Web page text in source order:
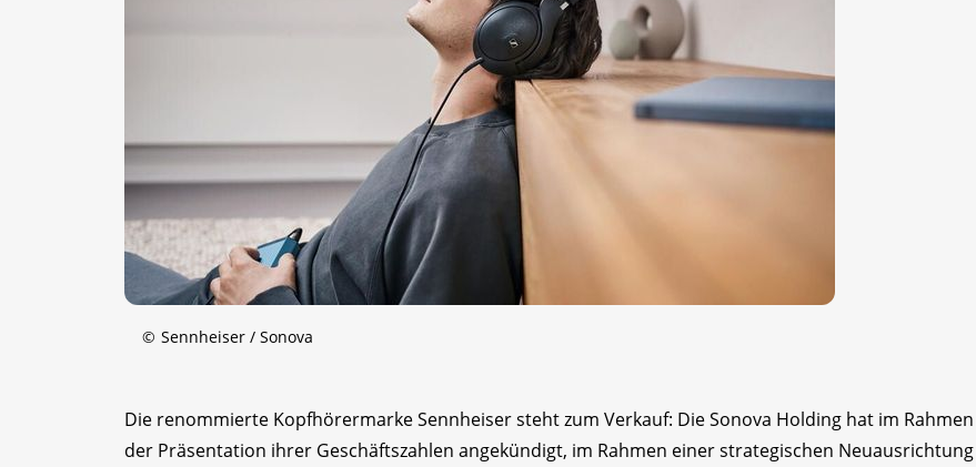
© Sennheiser / Sonova
Die renommierte Kopfhörermarke Sennheiser steht zum Verkauf: Die Sonova Holding hat im Rahmen
der Präsentation ihrer Geschäftszahlen angekündigt, im Rahmen einer strategischen Neuausrichtung